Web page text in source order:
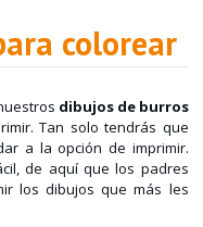
colorear
dibujos de burros
Tan solo tendrás que
a la opción de imprimir.
de aquí que los padres
los dibujos que más les